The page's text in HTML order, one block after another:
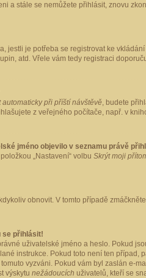
a stále se nemůžete přihlásit, znovu
jestli je potřeba se registrovat ke
atd. Vřele vám tedy registraci
automaticky při příští návštěvě, budete
z veřejného počítače, např. v
jméno objevilo v seznamu právě
„Nastavení“ volbu Skrýt moji
obnovit. V tomto případě
se přihlásit!
uživatelské jméno a heslo. Pokud
instrukce. Pokud toto není ten
vyzváni. Pokud vám byl zaslán e-
výskytu nežádoucích uživatelů, kteří se